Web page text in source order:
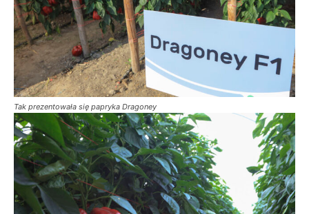
Tak prezentowała się papryka Dragoney